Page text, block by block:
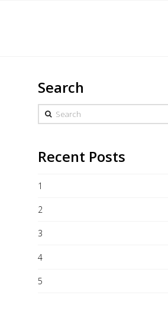
Search
Search
Recent Posts
1
2
3
4
5